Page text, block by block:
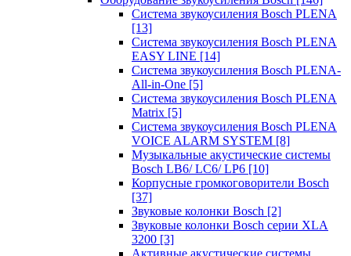
Система звукоусиления Bosch PLENA
[13]
Система звукоусиления Bosch PLENA
EASY LINE [14]
Система звукоусиления Bosch PLENA-
All-in-One [5]
Система звукоусиления Bosch PLENA
Matrix [5]
Система звукоусиления Bosch PLENA
VOICE ALARM SYSTEM [8]
Музыкальные акустические системы
Bosch LB6/ LC6/ LP6 [10]
Корпусные громкоговорители Bosch
[37]
Звуковые колонки Bosch [2]
Звуковые колонки Bosch серии XLA
3200 [3]
Активные акустические системы